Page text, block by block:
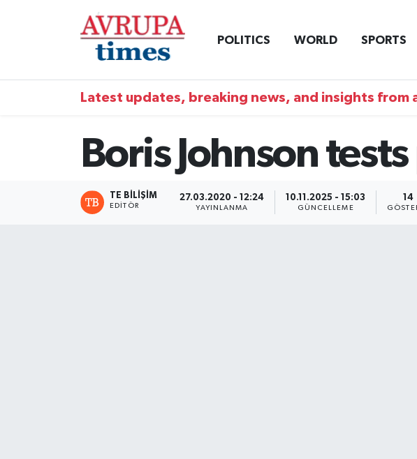
POLITICS WORLD SPORTS
Latest updates, breaking news, and insights from
Boris Johnson
TE BILIŞIM
EDITÖR
27.03.2020 - 12:24
YAYINLANMA
10.11.2025 - 15:03
GÜNCELLEME
14
Nöbetçi Eczaneler
Trafik Durumu
Süper Lig Puan Durumu ve Fikstür